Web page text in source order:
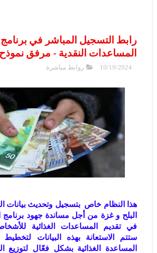
رابط التسجيل المباشر في برنامج
المساعدات النقدية - مرفق
10/19/2024 روابط مباشرة
هذا النظام خاص بتسجيل وتحديث بيانات
البلح و غزة من أجل مساندة جهود برنامج
في تقديم المساعدات الغذائية
ستتم الاستعانة بهذه البيانات
المساعدة الغذائية بشكل فعّال